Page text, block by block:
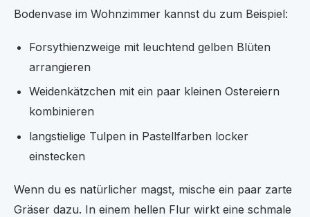
Bodenvase im Wohnzimmer kannst du zum Beispiel:
Forsythienzweige mit leuchtend gelben Blüten
arrangieren
Weidenkätzchen mit ein paar kleinen Ostereiern
kombinieren
langstielige Tulpen in Pastellfarben locker
einstecken
Wenn du es natürlicher magst, mische ein paar zarte
Gräser dazu. In einem hellen Flur wirkt eine schmale